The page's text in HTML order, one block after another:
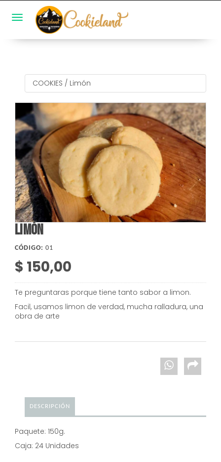
Toggle navigation
COOKIES / Limón
LIMÓN
CÓDIGO: 01
$ 150,00
Te preguntaras porque tiene tanto sabor a limon.
Facil, usamos limon de verdad, mucha ralladura, una
obra de arte
DESCRIPCIÓN
Paquete: 150g.
Caja: 24 Unidades